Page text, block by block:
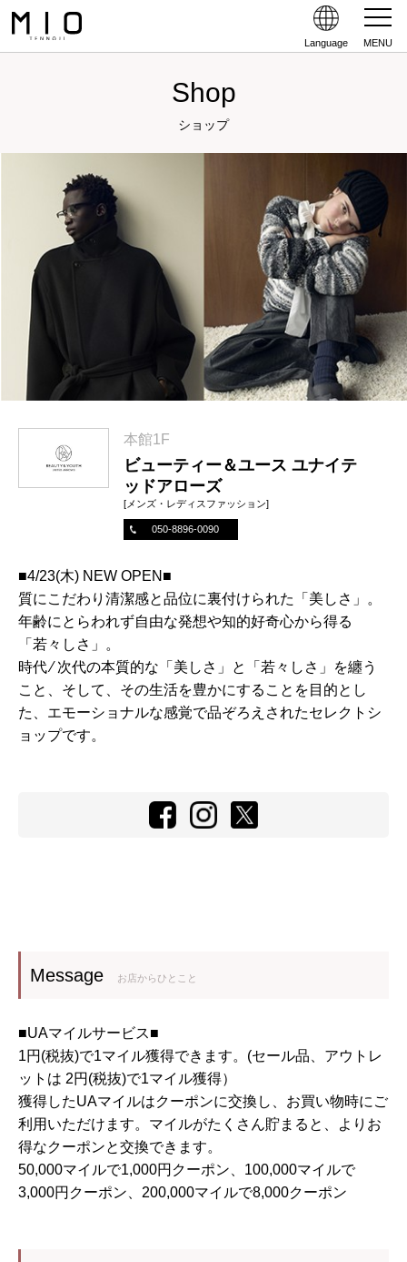
Language MENU
Shop
ショップ
本館1F
ビューティー＆ユース ユナイテ
ッドアローズ
[メンズ・レディスファッション]
050-8896-0090
■4/23(木) NEW OPEN■
質にこだわり清潔感と品位に裏付けられた「美しさ」。
年齢にとらわれず自由な発想や知的好奇心から得る
「若々しさ」。
時代 ⁄ 次代の本質的な「美しさ」と「若々しさ」を纏う
こと、そして、その生活を豊かにすることを目的とし
た、エモーショナルな感覚で品ぞろえされたセレクトシ
ョップです。
Message お店からひとこと
■UAマイルサービス■
1円(税抜)で1マイル獲得できます。(セール品、アウトレ
ットは 2円(税抜)で1マイル獲得）
獲得したUAマイルはクーポンに交換し、お買い物時にご
利用いただけます。マイルがたくさん貯まると、よりお
得なクーポンと交換できます。
50,000マイルで1,000円クーポン、100,000マイルで
3,000円クーポン、200,000マイルで8,000クーポン